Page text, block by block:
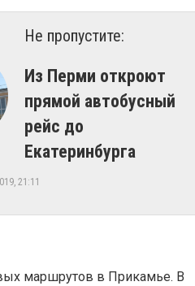
Не пропустите:
Из Перми откроют
прямой автобусный
рейс до
Екатеринбурга
21:11
маршрутов в Прикамье. В